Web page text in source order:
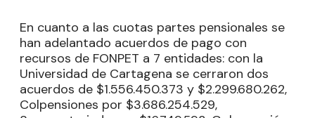
En cuanto a las cuotas partes pensionales se
han adelantado acuerdos de pago con
recursos de FONPET a 7 entidades: con la
Universidad de Cartagena se cerraron dos
acuerdos de $1.556.450.373 y $2.299.680.262,
Colpensiones por $3.686.254.529,